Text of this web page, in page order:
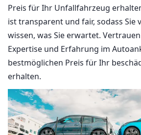
Preis für Ihr Unfallfahrzeug
ist transparent und fair, sodass Sie
wissen, was Sie erwartet.
Expertise und Erfahrung im
bestmöglichen Preis für Ihr
erhalten.